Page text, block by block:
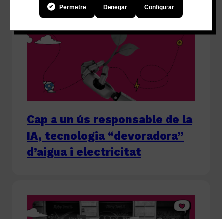
Permetre Denegar Configurar
Cap a un ús responsable de la
IA, tecnologia “devoradora”
d’aigua i electricitat